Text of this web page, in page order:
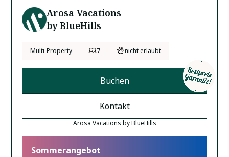
Arosa Vacations
by BlueHills
Multi-Property 7 nicht erlaubt
Buchen
Kontakt
Arosa Vacations by BlueHills
Sommerangebot